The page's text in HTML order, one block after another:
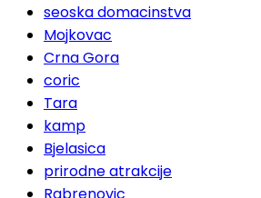
seoska domacinstva
Mojkovac
Crna Gora
coric
Tara
kamp
Bjelasica
prirodne atrakcije
Rabrenovic